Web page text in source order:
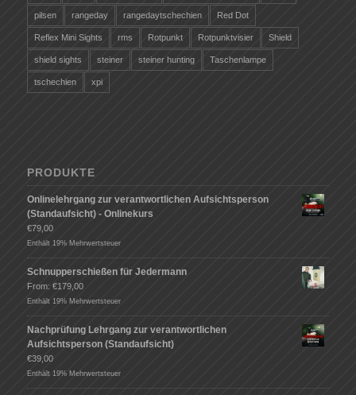
pilsen rangeday rangedaytschechien Red Dot
Reflex Mini Sights rms Rotpunkt Rotpunktvisier Shield
shield sights steiner steiner hunting Taschenlampe
tschechien xpi
PRODUKTE
Onlinelehrgang zur verantwortlichen Aufsichtsperson
(Standaufsicht) - Onlinekurs
€79,00
Enthält 19% Mehrwertsteuer
Schnupperschießen für Jedermann
From: €179,00
Enthält 19% Mehrwertsteuer
Nachprüfung Lehrgang zur verantwortlichen
Aufsichtsperson (Standaufsicht)
€39,00
Enthält 19% Mehrwertsteuer